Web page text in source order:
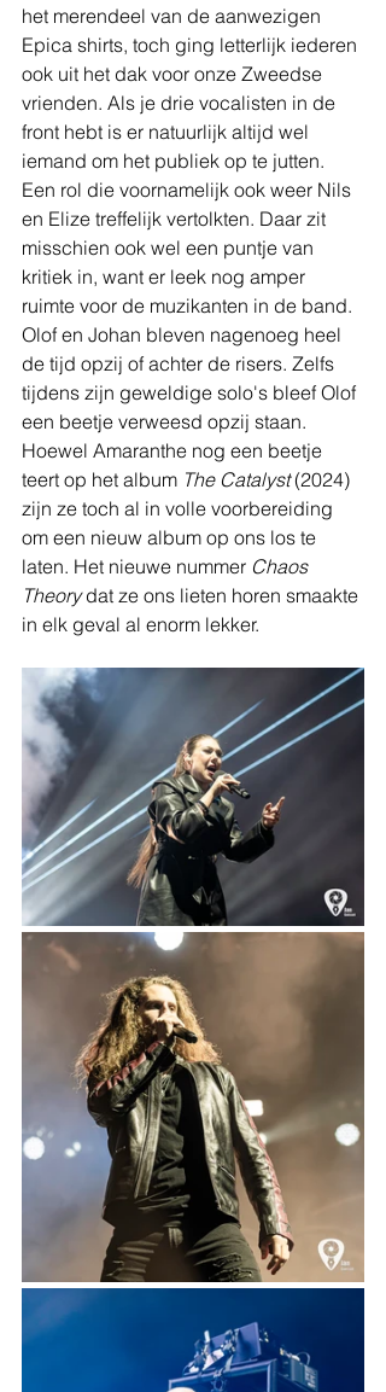
het merendeel van de aanwezigen
Epica shirts, toch ging letterlijk iederen
ook uit het dak voor onze Zweedse
vrienden. Als je drie vocalisten in de
front hebt is er natuurlijk altijd wel
iemand om het publiek op te jutten.
Een rol die voornamelijk ook weer Nils
en Elize treffelijk vertolkten. Daar zit
misschien ook wel een puntje van
kritiek in, want er leek nog amper
ruimte voor de muzikanten in de band.
Olof en Johan bleven nagenoeg heel
de tijd opzij of achter de risers. Zelfs
tijdens zijn geweldige solo's bleef Olof
een beetje verweesd opzij staan.
Hoewel Amaranthe nog een beetje
teert op het album The Catalyst (2024)
zijn ze toch al in volle voorbereiding
om een nieuw album op ons los te
laten. Het nieuwe nummer Chaos
Theory dat ze ons lieten horen smaakte
in elk geval al enorm lekker.